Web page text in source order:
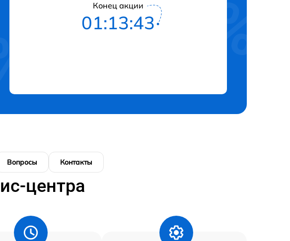
Конец акции
01:13:42
Вопросы Контакты
центра